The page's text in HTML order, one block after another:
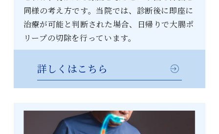
同様の考え方です。当院では、診断後に即座に
治療が可能と判断された場合、日帰りで大腸ポ
リープの切除を行っています。
詳しくはこちら